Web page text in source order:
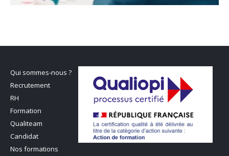
Qui sommes-nous ?
Recrutement
RH
Formation
Qualiteam
Candidat
Nos formations